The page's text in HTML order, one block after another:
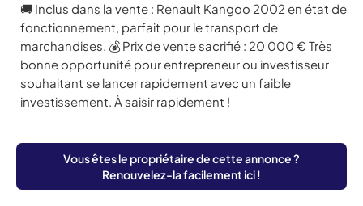
🚚 Inclus dans la vente : Renault Kangoo 2002 en état de
fonctionnement, parfait pour le transport de
marchandises. 💰 Prix de vente sacrifié : 20 000 € Très
bonne opportunité pour entrepreneur ou investisseur
souhaitant se lancer rapidement avec un faible
investissement. À saisir rapidement !
Vous êtes le propriétaire de cette annonce ?
Renouvelez-la facilement ici !